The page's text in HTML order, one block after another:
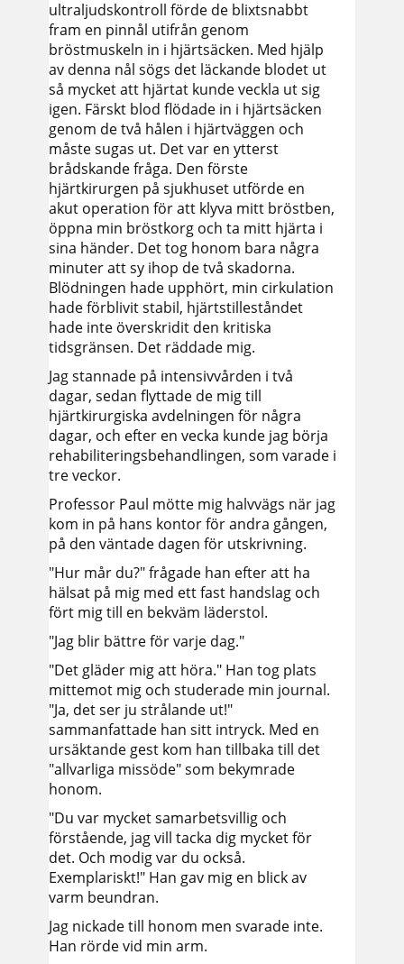
ultraljudskontroll förde de blixtsnabbt
fram en pinnål utifrån genom
bröstmuskeln in i hjärtsäcken. Med hjälp
av denna nål sögs det läckande blodet ut
så mycket att hjärtat kunde veckla ut sig
igen. Färskt blod flödade in i hjärtsäcken
genom de två hålen i hjärtväggen och
måste sugas ut. Det var en ytterst
brådskande fråga. Den förste
hjärtkirurgen på sjukhuset utförde en
akut operation för att klyva mitt bröstben,
öppna min bröstkorg och ta mitt hjärta i
sina händer. Det tog honom bara några
minuter att sy ihop de två skadorna.
Blödningen hade upphört, min cirkulation
hade förblivit stabil, hjärtstilleståndet
hade inte överskridit den kritiska
tidsgränsen. Det räddade mig.
Jag stannade på intensivvården i två
dagar, sedan flyttade de mig till
hjärtkirurgiska avdelningen för några
dagar, och efter en vecka kunde jag börja
rehabiliteringsbehandlingen, som varade i
tre veckor.
Professor Paul mötte mig halvvägs när jag
kom in på hans kontor för andra gången,
på den väntade dagen för utskrivning.
"Hur mår du?" frågade han efter att ha
hälsat på mig med ett fast handslag och
fört mig till en bekväm läderstol.
"Jag blir bättre för varje dag."
"Det gläder mig att höra." Han tog plats
mittemot mig och studerade min journal.
"Ja, det ser ju strålande ut!"
sammanfattade han sitt intryck. Med en
ursäktande gest kom han tillbaka till det
"allvarliga missöde" som bekymrade
honom.
"Du var mycket samarbetsvillig och
förstående, jag vill tacka dig mycket för
det. Och modig var du också.
Exemplariskt!" Han gav mig en blick av
varm beundran.
Jag nickade till honom men svarade inte.
Han rörde vid min arm.